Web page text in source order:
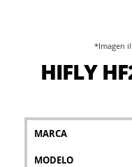
HIFLY
MARCA
MODELO
*Imagen
galería
imágenes